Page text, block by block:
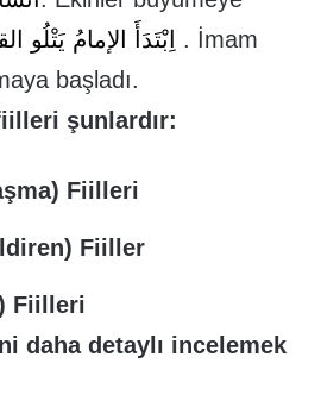
اِبْتَدَأَ الإمامُ يَتْلُو . İmam
başladı.
şunlardır:
Fiilleri
Fiiller
Fiilleri
daha detaylı incelemek